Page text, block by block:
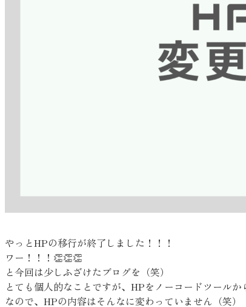
やっとHPの移行が終了しました！！！
ワー！！！👏👏👏
と今回は少しふざけたブログを（笑）
とても個人的なことですが、HPをノーコードツール
なので、HPの内容はそんなに変わっていません（笑）